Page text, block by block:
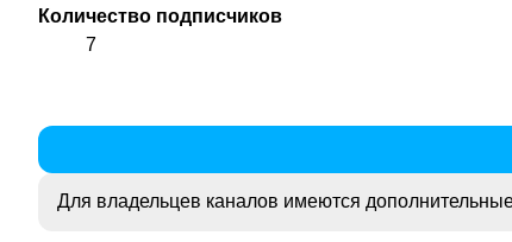
Количество подписчиков
7
Для владельцев каналов имеются